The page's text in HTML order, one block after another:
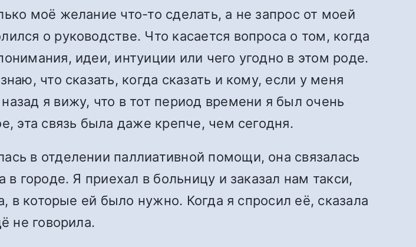
моё желание что-то сделать, а не запрос от моей
о руководстве. Что касается вопроса о том, когда
идеи, интуиции или чего угодно в этом роде.
что сказать, когда сказать и кому, если у меня
я вижу, что в тот период времени я был очень
эта связь была даже крепче, чем сегодня.
в отделении паллиативной помощи, она связалась
городе. Я приехал в больницу и заказал нам такси,
в которые ей было нужно. Когда я спросил её, сказала
не говорила.